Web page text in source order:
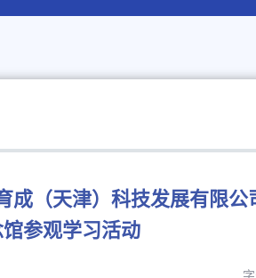
（天津）科技发展有限公
参观学习活动